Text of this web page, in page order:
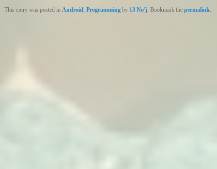
This entry was posted in Android, Programmingby 13 No'j. Bookmark the permalink.